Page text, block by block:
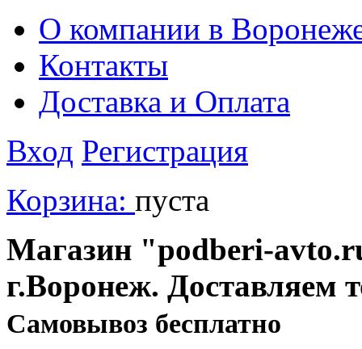
О компании в
Контакты
Доставка и Оплата
Вход Регистрация
Корзина: пуста
Магазин "podberi-
г.Воронеж. Доставляем
Cамовывоз бесплатно